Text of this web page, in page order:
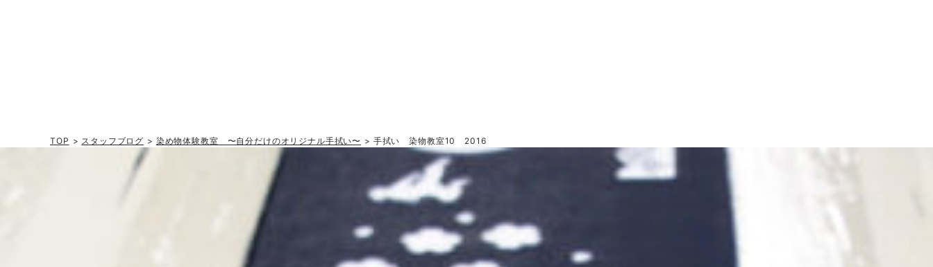
TOP > スタッフブログ > 染め物体験教室 〜自分だけのオリジナル手拭い〜 > 手拭い 染物教室10 2016